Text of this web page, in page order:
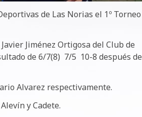
de Las Norias el 1º Torneo
Jiménez Ortigosa del Club de
de 6/7(8) 7/5 10-8 después de
Alvarez respectivamente.
y Cadete.